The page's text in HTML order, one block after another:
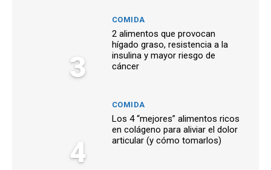
3
COMIDA
2 alimentos que provocan
hígado graso, resistencia a la
insulina y mayor riesgo de
cáncer
4
COMIDA
Los 4 “mejores” alimentos ricos
en colágeno para aliviar el dolor
articular (y cómo tomarlos)